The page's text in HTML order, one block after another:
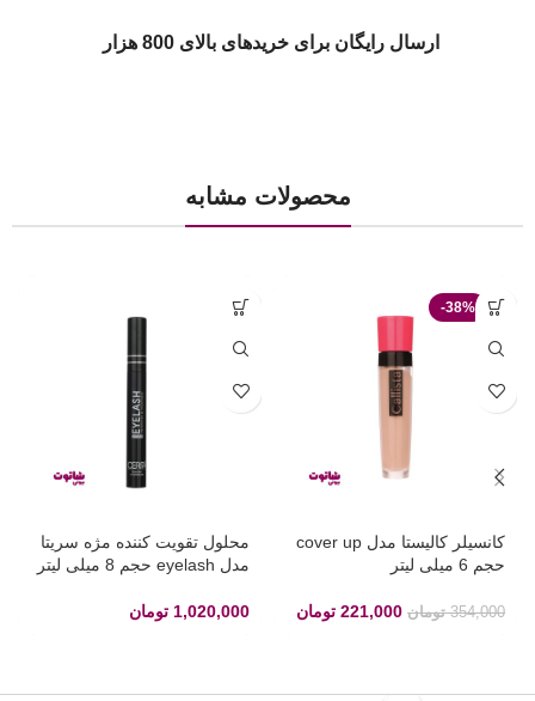
ارسال رایگان برای خریدهای بالای 800 هزار
محصولات مشابه
-38%
کانسیلر کالیستا مدل cover up
حجم 6 میلی لیتر
354,000 تومان 221,000 تومان
محلول تقویت کننده مژه سریتا
مدل eyelash حجم 8 میلی لیتر
1,020,000 تومان